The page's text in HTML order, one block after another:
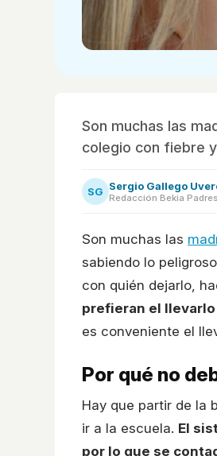
Son muchas las
colegio con fiebre
SG Sergio Gallego
Redacción Bekia Padres
Son muchas las
sabiendo lo
con quién dejarlo,
prefieran el
es conveniente el
Por qué no
Hay que partir de la
ir a la escuela. El
por lo que se